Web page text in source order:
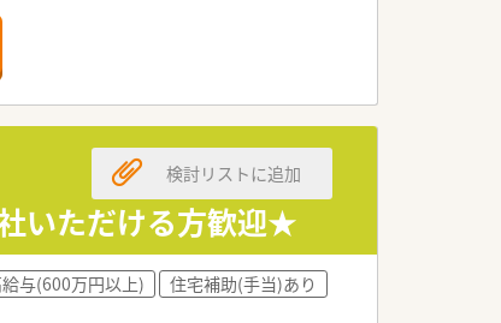
も可能な店舗です。
する予定となっています。
とができる環境です。
いただける方歓迎★
検討リストに追加
与(600万円以上)
住宅補助(手当)あり